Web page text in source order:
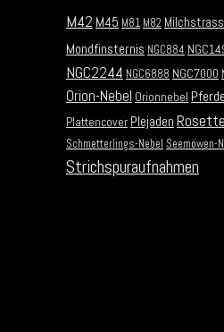
M42 M45 M81 M82
Mondfinsternis NGC884
NGC2244 NGC6888 NGC7000
Orion-Nebel Orionnebel
Plattencover Plejaden
Schmetterlings-Nebel Seemöwen-
Strichspuraufnahmen